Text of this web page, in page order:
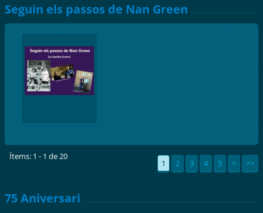
Seguin els passos de Nan Green
Ítems: 1 - 1 de 20
1 2 3 4 5 > >>
75 Aniversari